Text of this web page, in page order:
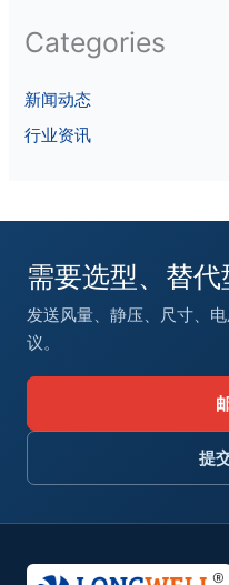
Categories
新闻动态
行业资讯
需要选型、替代
发送风量、静压、尺寸、
议。
提